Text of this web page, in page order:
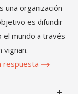
una organización
es difundir
el mundo a través
vignan.
respuesta